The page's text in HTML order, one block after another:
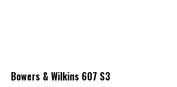
Bowers & Wilkins 607 S3